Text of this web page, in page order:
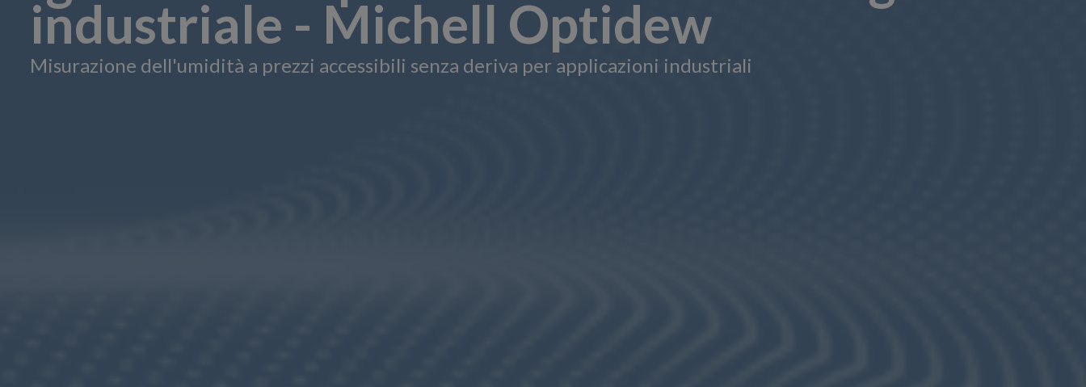
industriale - Michell Optidew
Misurazione dell'umidità a prezzi accessibili senza deriva per applicazioni industriali